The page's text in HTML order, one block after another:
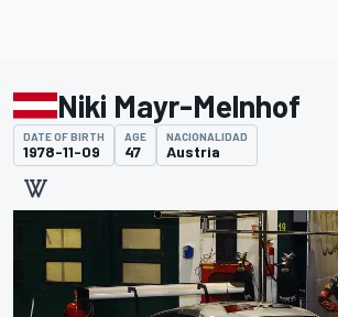
Niki Mayr-Melnhof
DATE OF BIRTH
1978-11-09
AGE
47
NACIONALIDAD
Austria